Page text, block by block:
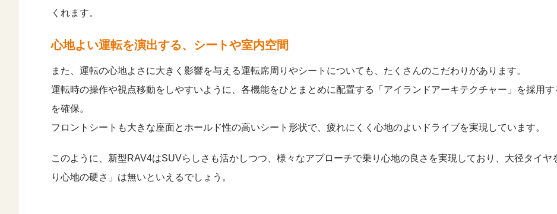
くれます。
心地よい運転を演出する、シートや室内空間
また、運転の心地よさに大きく影響を与える運転席周りやシートについても、たくさんのこだわりがあります。
運転時の操作や視点移動をしやすいように、各機能をひとまとめに配置する「アイランドアーキテクチャー」を採用
を確保。
フロントシートも大きな座面とホールド性の高いシート形状で、疲れにくく心地のよいドライブを実現しています。
このように、新型RAV4はSUVらしさも活かしつつ、様々なアプローチで乗り心地の良さを実現しており、大径タイ
り心地の硬さ」は無いといえるでしょう。